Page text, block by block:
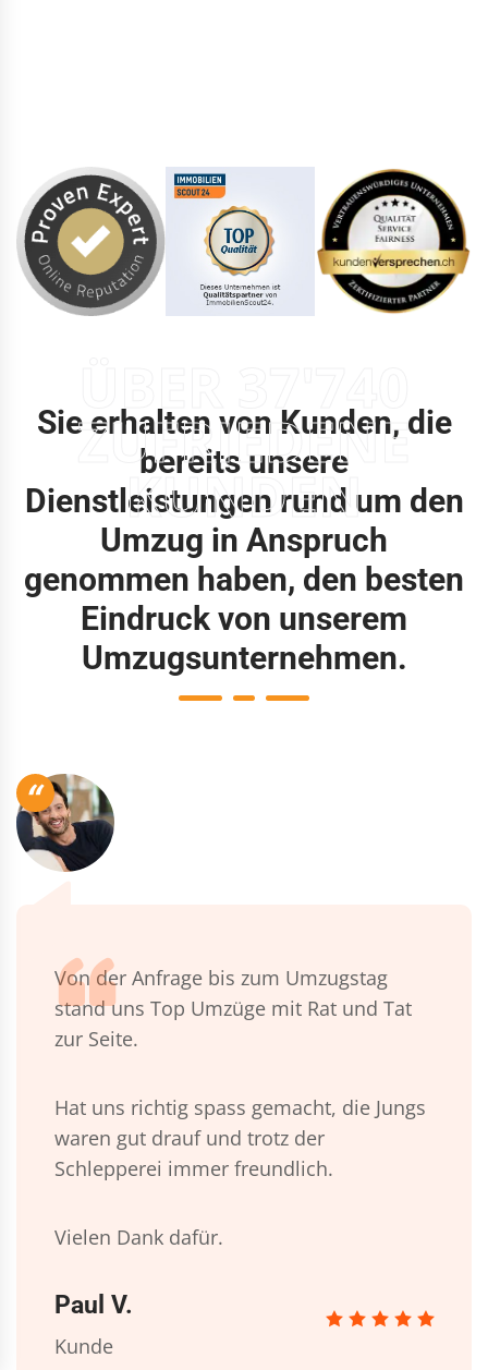
ZUFRIEDENE
KUNDEN
Sie erhalten von Kunden, die
bereits unsere
Dienstleistungen rund um den
Umzug in Anspruch
genommen haben, den besten
Eindruck von unserem
Umzugsunternehmen.
“
Von der Anfrage bis zum Umzugstag
stand uns Top Umzüge mit Rat und Tat
zur Seite.
Hat uns richtig spass gemacht, die Jungs
waren gut drauf und trotz der
Schlepperei immer freundlich.
Vielen Dank dafür.
Paul V.
Kunde